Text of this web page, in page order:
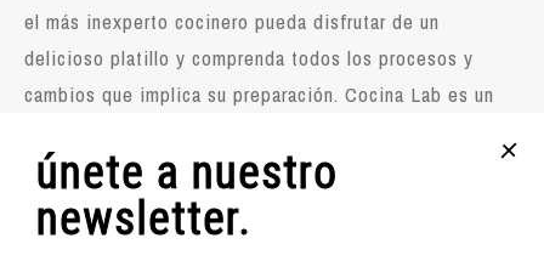
el más inexperto cocinero pueda disfrutar de un
delicioso platillo y comprenda todos los procesos y
cambios que implica su preparación. Cocina Lab es un
amantes de la cocina, un puente que logra conectar la
historia universal y los descubrimientos en las distintas
áreas del conocimiento.
+
únete a nuestro
newsletter.